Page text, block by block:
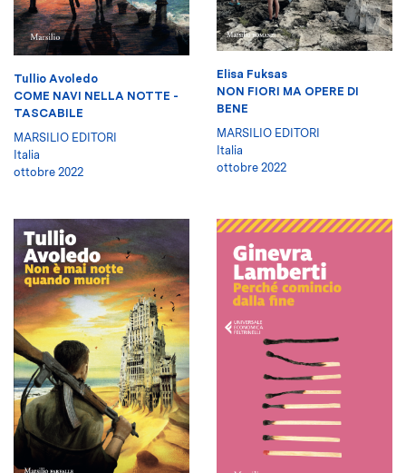
Tullio Avoledo
COME NAVI NELLA NOTTE -
TASCABILE
MARSILIO EDITORI
Italia
ottobre 2022
Elisa Fuksas
NON FIORI MA OPERE DI
BENE
MARSILIO EDITORI
Italia
ottobre 2022